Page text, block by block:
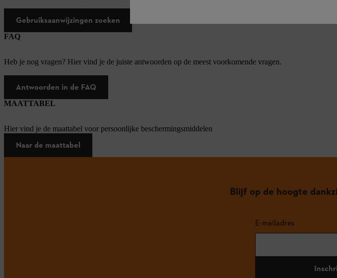
Gebruiksaanwijzingen zoeken
FAQ
Heb je nog vragen? Hier vind je de juiste antwoorden op de meest voorkomende vragen.
Antwoorden in de FAQ
MAATTABEL
Hier vind je de maattabel voor persoonlijke beschermingsmiddelen
Naar de maattabel
Blijf op de hoogte
E-mailadres